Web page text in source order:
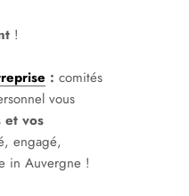
!
: comités
vous
et vos
engagé,
in Auvergne !